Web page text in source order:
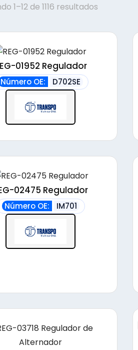
1–12 de 1116 resultadosOrdenado
precio:
01952 Regulador
Número OE: D702SE
02475 Regulador
Número OE: IM701